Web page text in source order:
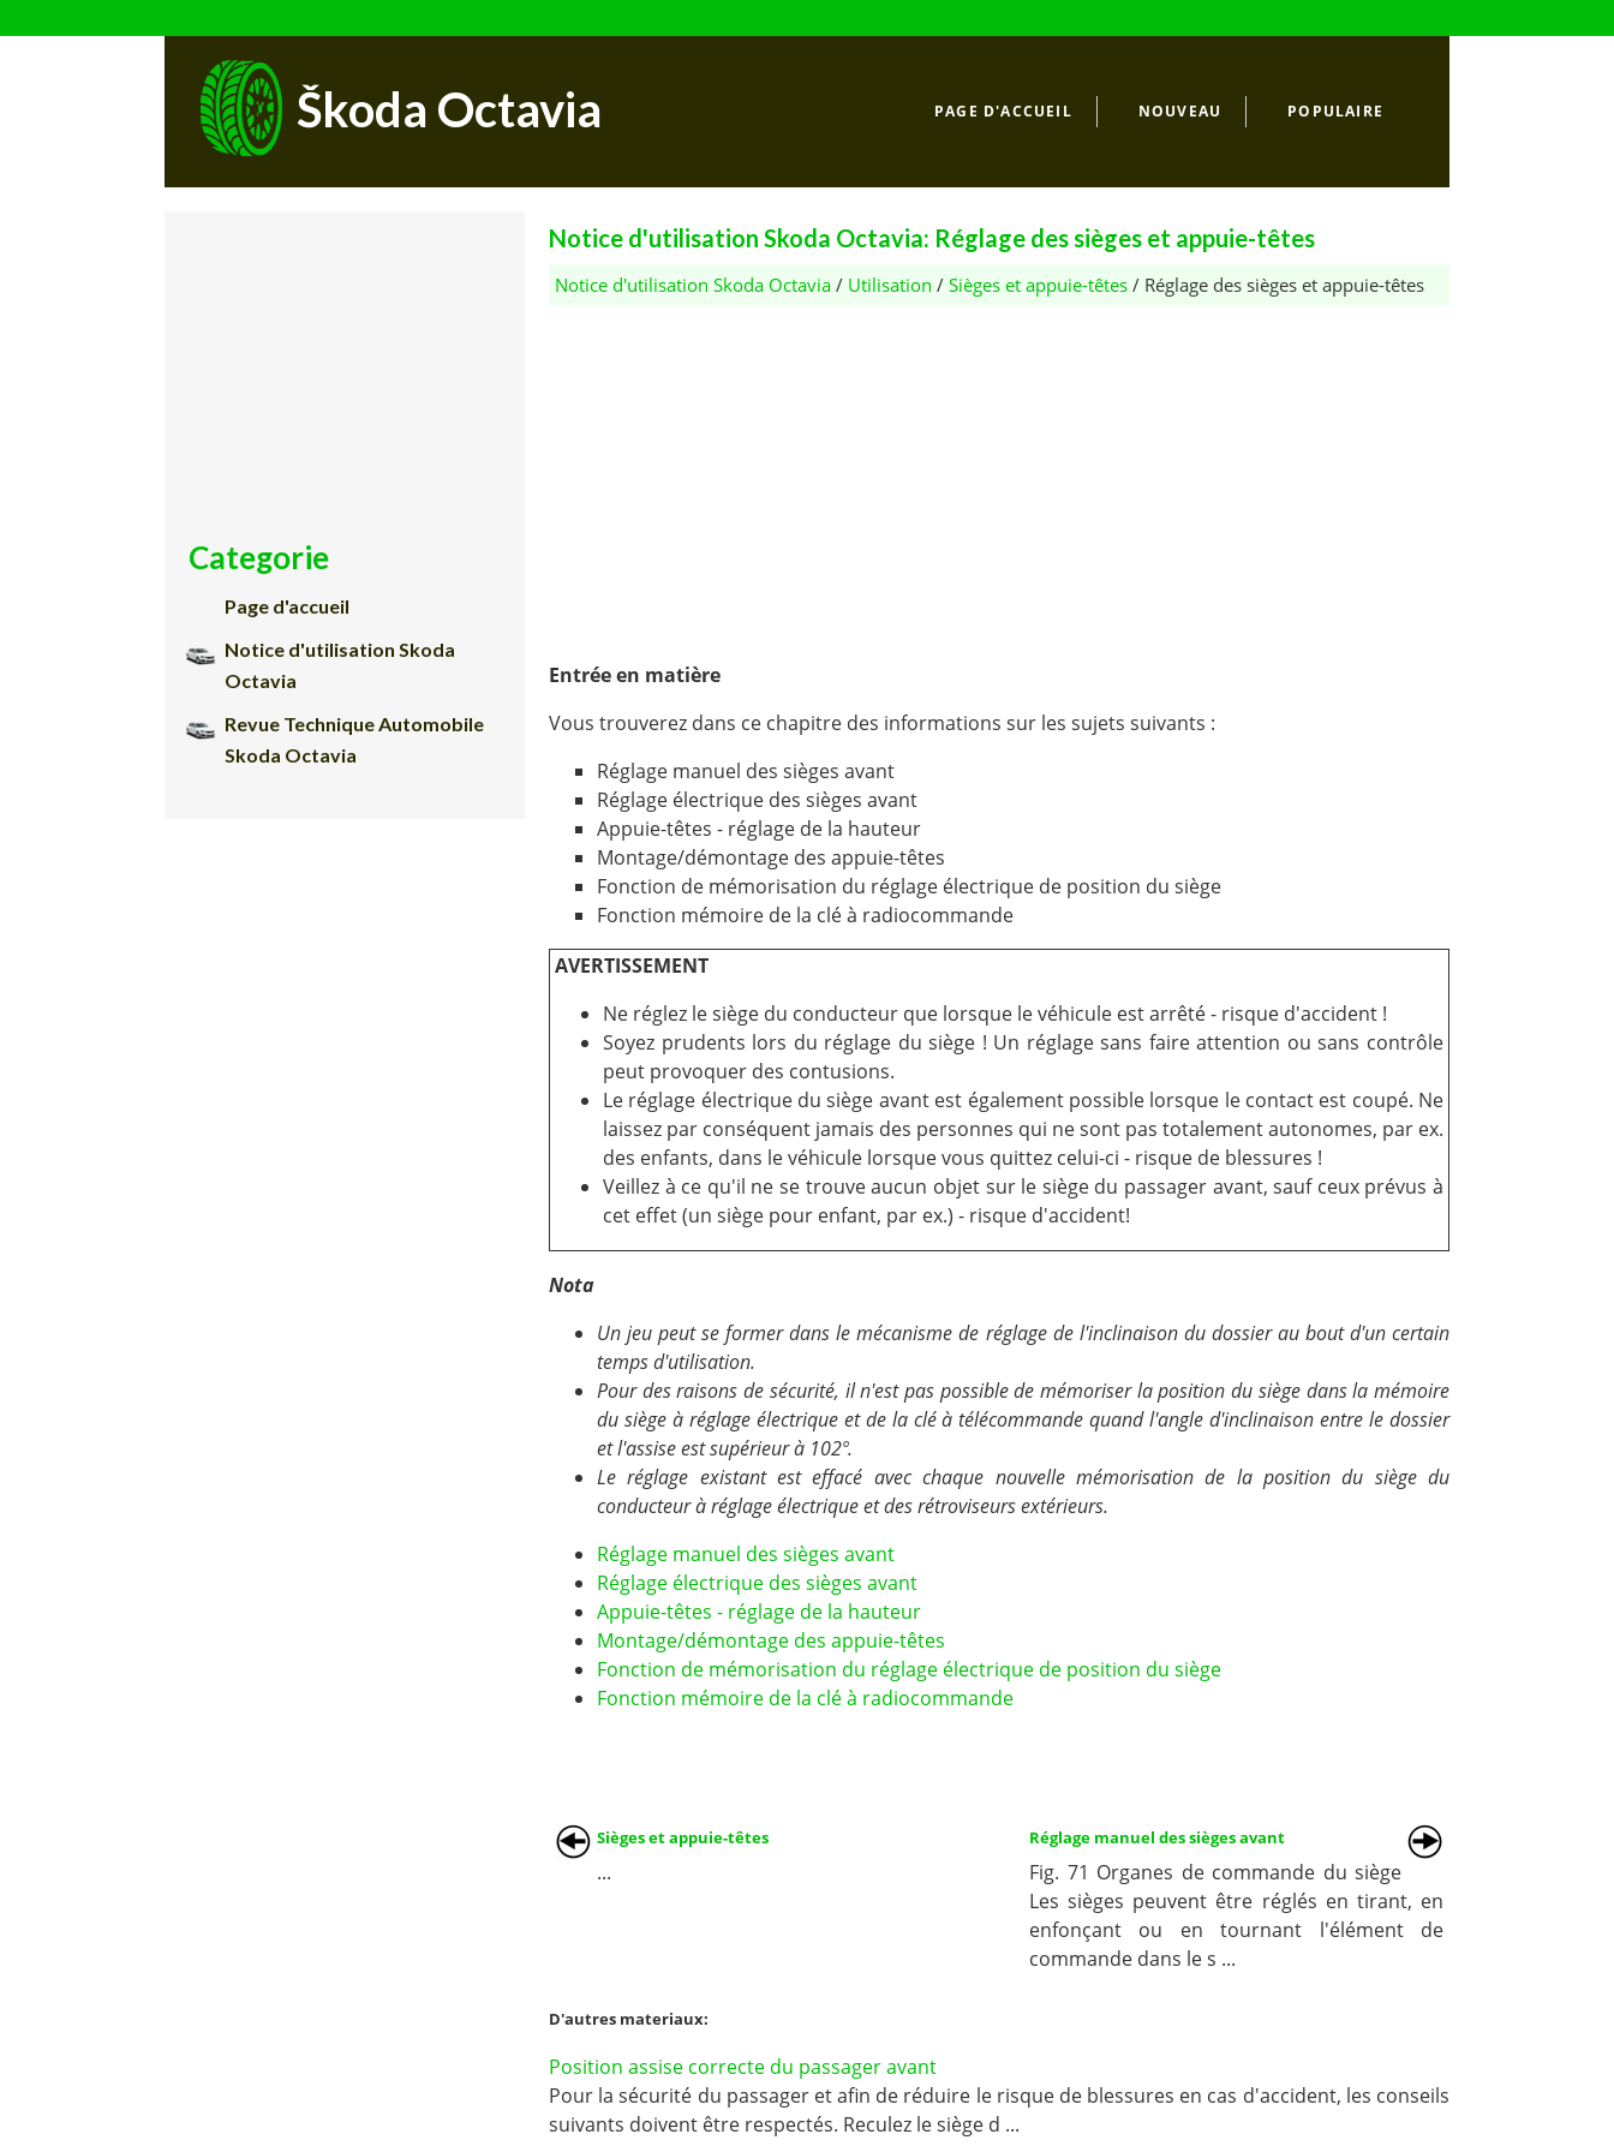
Škoda Octavia PAGE D'ACCUEIL NOUVEAU POPULAIRE
Notice d'utilisation Skoda Octavia: Réglage des sièges et appuie-têtes
Notice d'utilisation Skoda Octavia / Utilisation / Sièges et appuie-têtes / Réglage des sièges et appuie-têtes
Entrée en matière
Vous trouverez dans ce chapitre des informations sur les sujets suivants :
Réglage manuel des sièges avant
Réglage électrique des sièges avant
Appuie-têtes - réglage de la hauteur
Montage/démontage des appuie-têtes
Fonction de mémorisation du réglage électrique de position du siège
Fonction mémoire de la clé à radiocommande
AVERTISSEMENT
Ne réglez le siège du conducteur que lorsque le véhicule est arrêté - risque d'accident !
Soyez prudents lors du réglage du siège ! Un réglage sans faire attention ou sans contrôle
peut provoquer des contusions.
Le réglage électrique du siège avant est également possible lorsque le contact est coupé. Ne
laissez par conséquent jamais des personnes qui ne sont pas totalement autonomes, par ex.
des enfants, dans le véhicule lorsque vous quittez celui-ci - risque de blessures !
Veillez à ce qu'il ne se trouve aucun objet sur le siège du passager avant, sauf ceux prévus à
cet effet (un siège pour enfant, par ex.) - risque d'accident!
Nota
Un jeu peut se former dans le mécanisme de réglage de l'inclinaison du dossier au bout d'un certain
temps d'utilisation.
Pour des raisons de sécurité, il n'est pas possible de mémoriser la position du siège dans la mémoire
du siège à réglage électrique et de la clé à télécommande quand l'angle d'inclinaison entre le dossier
et l'assise est supérieur à 102º.
Le réglage existant est effacé avec chaque nouvelle mémorisation de la position du siège du
conducteur à réglage électrique et des rétroviseurs extérieurs.
Réglage manuel des sièges avant
Réglage électrique des sièges avant
Appuie-têtes - réglage de la hauteur
Montage/démontage des appuie-têtes
Fonction de mémorisation du réglage électrique de position du siège
Fonction mémoire de la clé à radiocommande
Sièges et appuie-têtes
...
Réglage manuel des sièges avant
Fig. 71 Organes de commande du siège
Les sièges peuvent être réglés en tirant, en
enfonçant ou en tournant l'élément de
commande dans le s ...
D'autres materiaux:
Position assise correcte du passager avant
Pour la sécurité du passager et afin de réduire le risque de blessures en cas d'accident, les conseils
suivants doivent être respectés. Reculez le siège d ...
Categorie
Page d'accueil
Notice d'utilisation Skoda
Octavia
Revue Technique Automobile
Skoda Octavia